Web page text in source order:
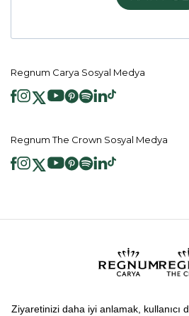
Regnum Carya Sosyal Medya
Regnum The Crown Sosyal Medya